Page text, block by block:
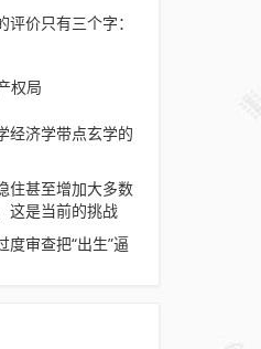
价只有三个字：
权局
经济学带点玄学的
住甚至增加大多数
这是当前的挑战
度审查把“出生”逼